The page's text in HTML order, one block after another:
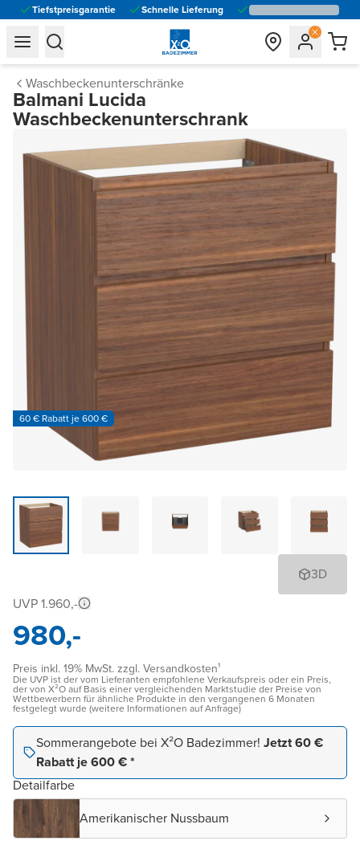
Tiefstpreisgarantie Schnelle Lieferung
general.navigation.toggle_menu.label
general.navigation.toggle_menu.label
Waschbeckenunterschränke
Balmani Lucida
Waschbeckenunterschrank
60 € Rabatt je 600 €
3D
UVP 1.960,-
980,-
Preis inkl. 19% MwSt. zzgl. Versandkosten¹
Die UVP ist der vom Lieferanten empfohlene Verkaufspreis oder ein Preis,
der von X²O auf Basis einer vergleichenden Marktstudie der Preise von
Wettbewerbern für ähnliche Produkte in den vergangenen 6 Monaten
festgelegt wurde (weitere Informationen auf Anfrage)
Sommerangebote bei X²O Badezimmer! Jetzt 60 €
Rabatt je 600 € *
Detailfarbe
Amerikanischer Nussbaum